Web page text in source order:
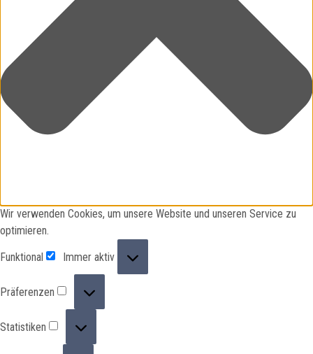
Wir verwenden Cookies, um unsere Website und unseren Service zu
optimieren.
Funktional
Immer aktiv
Präferenzen
Statistiken